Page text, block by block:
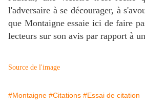
l'adversaire à se décourager, à
que Montaigne essaie ici de faire
lecteurs sur son avis par rapport à
Source de l'image
#Montaigne #Citations #Essai de citation